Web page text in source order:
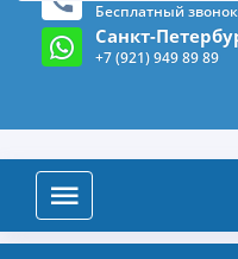
Бесплатный
Санкт-
+7 (921) 949 89 89